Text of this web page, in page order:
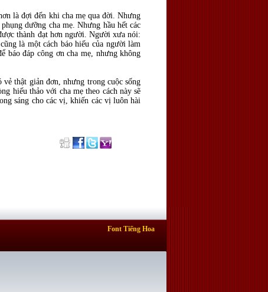
là đợi đến khi cha mẹ qua đời. Nhưng
dưỡng cha mẹ. Nhưng hầu hết các
thành đạt hơn người. Người xưa nói:
là một cách báo hiếu của người làm
báo đáp công ơn cha mẹ, nhưng không
thật giản đơn, nhưng trong cuộc sống
hiếu thảo với cha mẹ theo cách này sẽ
sáng cho các vị, khiến các vị luôn hài
Font Tiếng Hoa